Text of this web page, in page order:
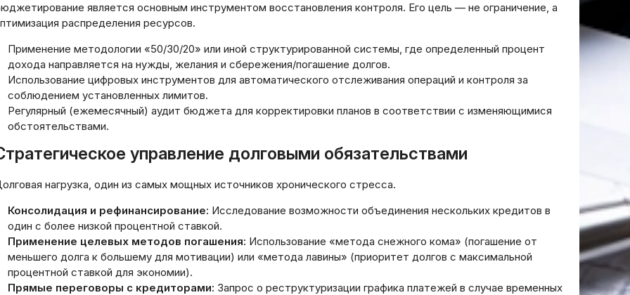
является основным инструментом восстановления контроля. Его цель — не ограничение, а
распределения ресурсов.
Применение методологии «50/30/20» или иной структурированной системы, где определенный процент
дохода направляется на нужды, желания и сбережения/погашение долгов.
Использование цифровых инструментов для автоматического отслеживания операций и контроля за
соблюдением установленных лимитов.
Регулярный (ежемесячный) аудит бюджета для корректировки планов в соответствии с изменяющимися
обстоятельствами.
управление долговыми обязательствами
нагрузка, один из самых мощных источников хронического стресса.
Консолидация и рефинансирование: Исследование возможности объединения нескольких кредитов в
один с более низкой процентной ставкой.
Применение целевых методов погашения: Использование «метода снежного кома» (погашение от
меньшего долга к большему для мотивации) или «метода лавины» (приоритет долгов с максимальной
процентной ставкой для экономии).
Прямые переговоры с кредиторами: Запрос о реструктуризации графика платежей в случае временных